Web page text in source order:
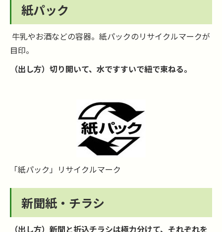
紙パック
牛乳やお酒などの容器。紙パックのリサイクルマークが
目印。
（出し方）切り開いて、水ですすいで紐で束ねる。
「紙パック」リサイクルマーク
新聞紙・チラシ
（出し方）新聞と折込チラシは極力分けて、それぞれを